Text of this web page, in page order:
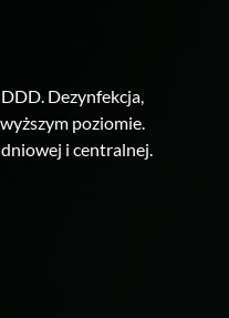
Dezynfekcja,
poziomie.
i centralnej.